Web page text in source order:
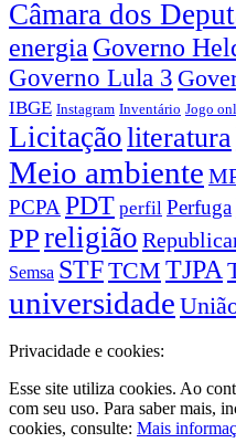
Câmara dos
energia Governo
Governo Lula 3
IBGE Instagram Inventário Jogo
Licitaçãoliteratura
Meio ambiente
PCPA PDT perfil Perfuga
PPreligião
Semsa STFTCM TJPA
universidade
Privacidade e cookies:
Esse site utiliza cookies. Ao
com seu uso. Para saber mais,
cookies, consulte: Mais